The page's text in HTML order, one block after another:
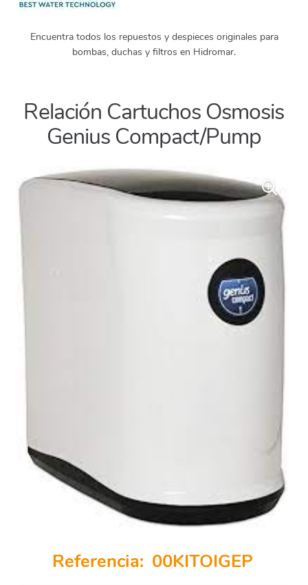
Encuentra todos los repuestos y despieces originales para
bombas, duchas y filtros en Hidromar.
Relación Cartuchos Osmosis
Genius Compact/Pump
Referencia: 00KITOIGEP